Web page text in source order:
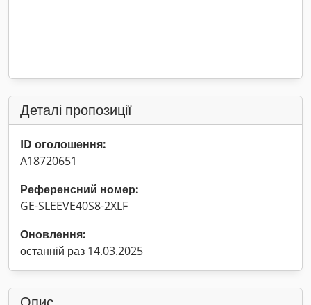
Деталі пропозиції
ID оголошення:
A18720651
Референсний номер:
GE-SLEEVE40S8-2XLF
Оновлення:
останній раз 14.03.2025